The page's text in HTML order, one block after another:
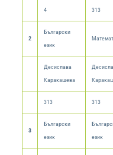
4 313
2
Български
език
Десислава
Каракашева
313 313
3
Български
език
език